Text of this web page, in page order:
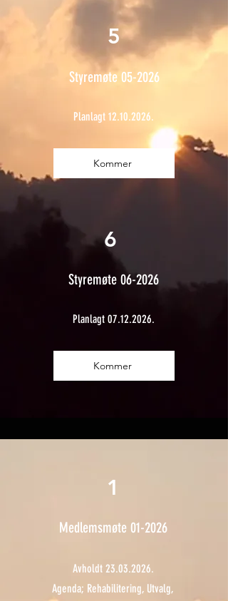
5
Styremøte 05-2026
Planlagt 12.10.2026.
Kommer
6
Styremøte 06-2026
Planlagt 07.12.2026.
Kommer
1
Medlemsmøte 01-2026
Avholdt 23.03.2026.
Agenda; Rehabilitering, Utvalg,